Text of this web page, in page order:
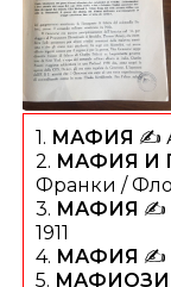
1. МАФИЯ ✍️
2. МАФИЯ И
Франки /
3. МАФИЯ ✍️
1911
4. МАФИЯ ✍️
5.